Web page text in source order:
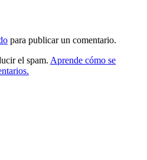
para publicar un comentario.
el spam. Aprende cómo se